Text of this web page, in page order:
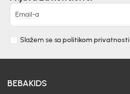
Email-a
Slažem se sa politikom privatnosti
BEBAKIDS